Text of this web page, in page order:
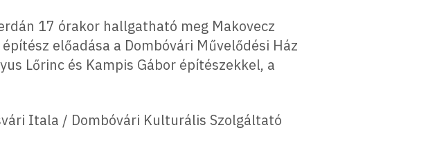
17 órakor hallgatható meg Makovecz
előadása a Dombóvári Művelődési Ház
Lőrinc és Kampis Gábor építészekkel, a
Itala / Dombóvári Kulturális Szolgáltató